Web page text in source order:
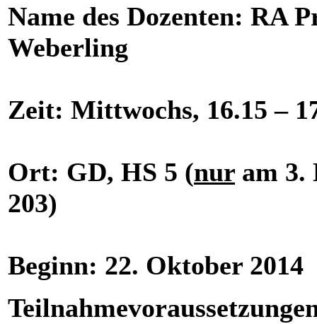
Name des Dozenten: RA
Weberling
Zeit: Mittwochs, 16.15 –
Ort: GD, HS 5 (nur am 3.
203)
Beginn: 22. Oktober 2014